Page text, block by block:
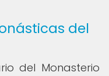
del
del Monasterio